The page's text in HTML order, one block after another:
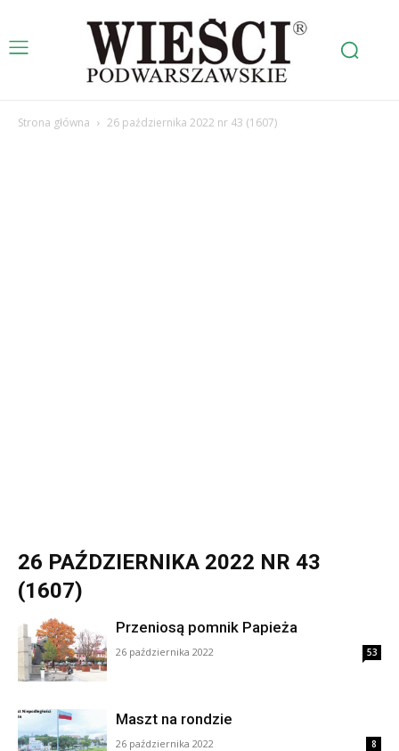
Strona główna 26 października 2022 nr 43 (1607)
26 PAŹDZIERNIKA 2022 NR 43
(1607)
Przeniosą pomnik Papieża
26 października 2022 53
Maszt na rondzie
26 października 2022 8